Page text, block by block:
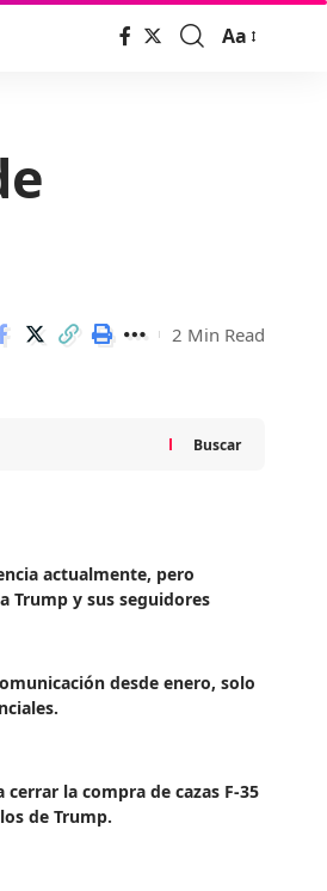
Font
Aa
2 Min Read
Buscar
actualmente, pero
Trump y sus seguidores
desde enero, solo
cerrar la compra de cazas F-35
de Trump.